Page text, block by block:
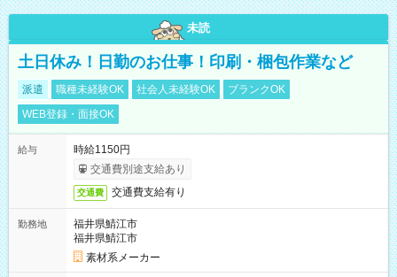
未読
土日休み！日勤のお仕事！印刷・梱包作業など
派遣 職種未経験OK 社会人未経験OK
ブランクOK
WEB登録・面接OK
給与
時給1150円
交通費別途支給あり
交通費 交通費支給有り
勤務地
福井県鯖江市
福井県鯖江市
素材系メーカー